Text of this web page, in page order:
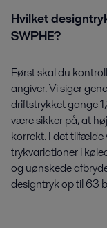
Hvilket
SWPHE?
Først skal du
angiver. Vi siger
driftstrykket gange
være sikker på, at
korrekt. I det
trykvariationer i
og uønskede
designtryk op til 63